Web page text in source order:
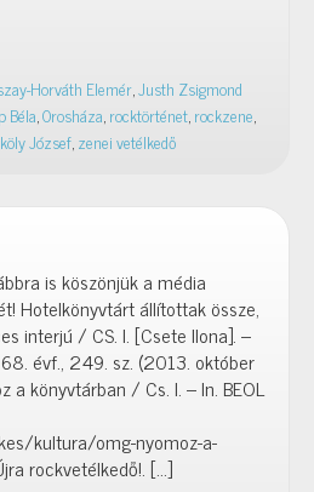
Horváth Elemér,Justh Zsigmond
Béla,Orosháza,rocktörténet,rockzene,
József,zenei vetélkedő
is köszönjük a média
Hotelkönyvtárt állítottak össze,
interjú / CS. I. [Csete Ilona]. –
68. évf., 249. sz. (2013. október
a könyvtárban / Cs. I. – In. BEOL
kultura/omg-nyomoz-a-
rockvetélkedő!. […]